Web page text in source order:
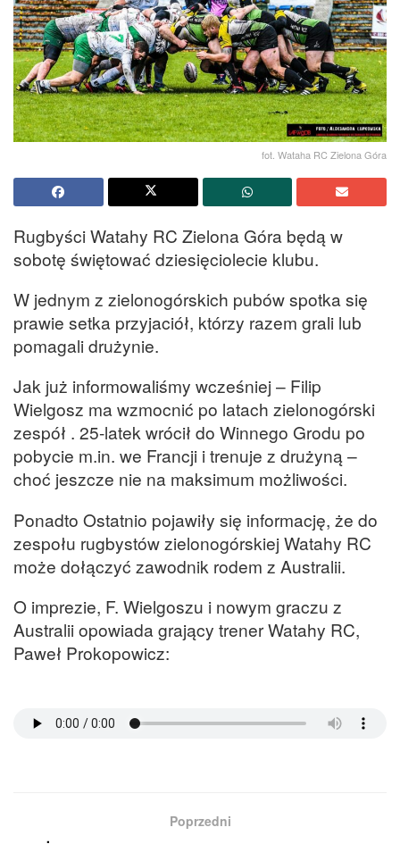
fot. Wataha RC Zielona Góra
Rugbyści Watahy RC Zielona Góra będą w
sobotę świętować dziesięciolecie klubu.
W jednym z zielonogórskich pubów spotka się
prawie setka przyjaciół, którzy razem grali lub
pomagali drużynie.
Jak już informowaliśmy wcześniej – Filip
Wielgosz ma wzmocnić po latach zielonogórski
zespół . 25-latek wrócił do Winnego Grodu po
pobycie m.in. we Francji i trenuje z drużyną –
choć jeszcze nie na maksimum możliwości.
Ponadto Ostatnio pojawiły się informację, że do
zespołu rugbystów zielonogórskiej Watahy RC
może dołączyć zawodnik rodem z Australii.
O imprezie, F. Wielgoszu i nowym graczu z
Australii opowiada grający trener Watahy RC,
Paweł Prokopowicz:
Poprzedni